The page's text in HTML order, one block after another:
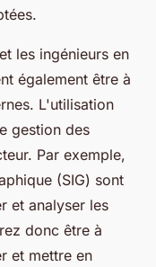
et les ingénieurs en
également être à
L'utilisation
gestion des
Par exemple,
(SIG) sont
et analyser les
donc être à
et mettre en